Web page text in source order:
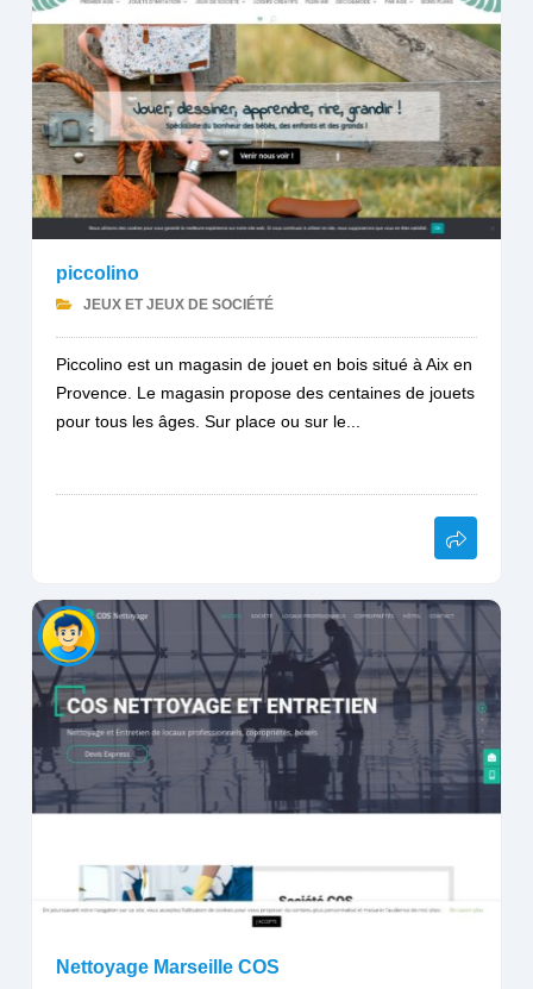
piccolino
JEUX ET JEUX DE SOCIÉTÉ
Piccolino est un magasin de jouet en bois situé à Aix en
Provence. Le magasin propose des centaines de jouets
pour tous les âges. Sur place ou sur le...
Nettoyage Marseille COS